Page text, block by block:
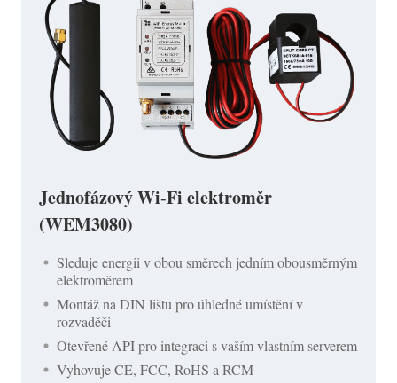
Jednofázový Wi-Fi elektroměr
(WEM3080)
Sleduje energii v obou směrech jedním obousměrným
elektroměrem
Montáž na DIN lištu pro úhledné umístění v
rozvaděči
Otevřené API pro integraci s vaším vlastním serverem
Vyhovuje CE, FCC, RoHS a RCM